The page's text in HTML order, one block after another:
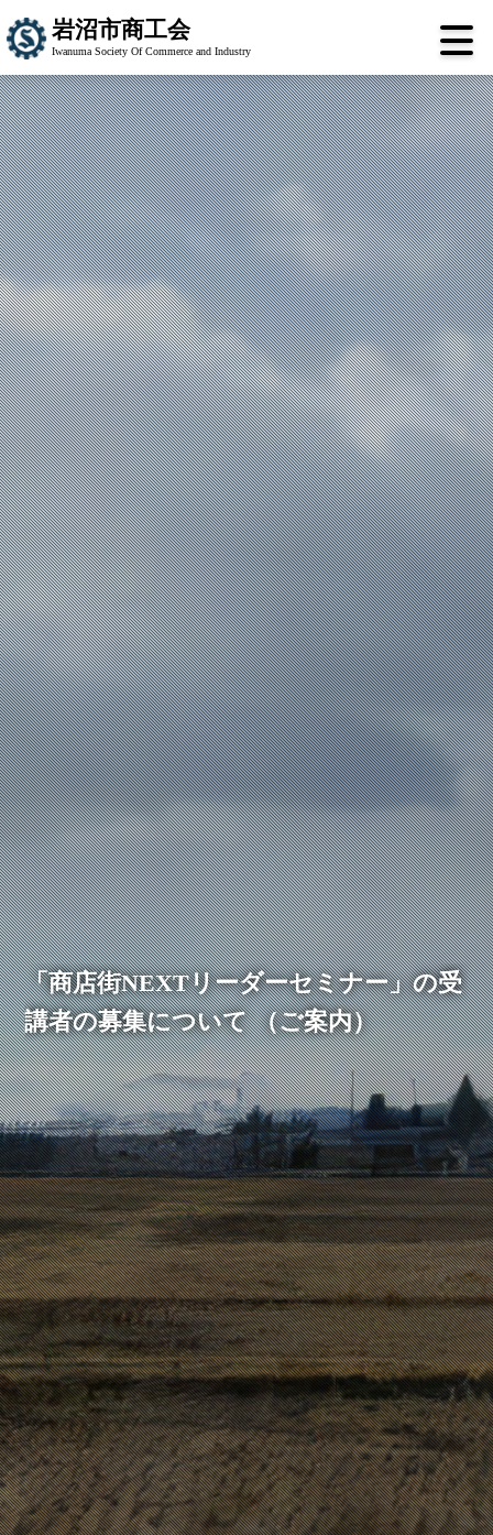
岩沼市商工会
Iwanuma Society Of Commerce and Industry
「商店街NEXTリーダーセミナー」の受
講者の募集について （ご案内）